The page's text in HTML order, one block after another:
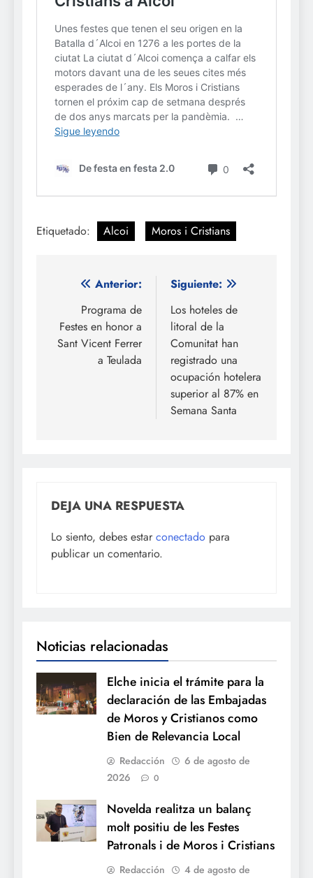
Etiquetado: Alcoi Moros i Cristians
Navegación
entradas
Anterior:
Programa de
Festes en honor a
Sant Vicent Ferrer
a Teulada
Siguiente:
Los hoteles de
litoral de la
Comunitat han
registrado una
ocupación hotelera
superior al 87% en
Semana Santa
DEJA UNA RESPUESTA
Lo siento, debes estar conectado para
publicar un comentario.
Noticias relacionadas
Elche inicia el trámite para la
declaración de las Embajadas
de Moros y Cristianos como
Bien de Relevancia Local
Redacción
6 de agosto de
2026
0
Novelda realitza un balanç
molt positiu de les Festes
Patronals i de Moros i Cristians
Redacción
4 de agosto de